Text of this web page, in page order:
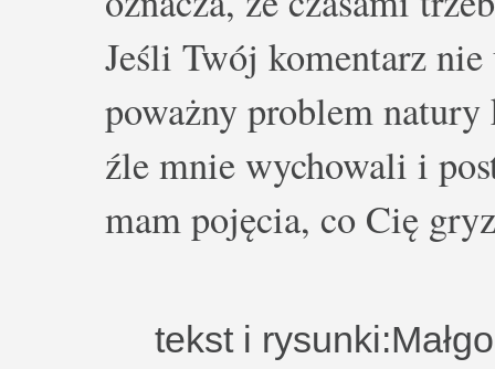
Jeśli Twój komentarz nie
poważny problem
źle mnie wychowali i
mam pojęcia, co Cię
tekst i